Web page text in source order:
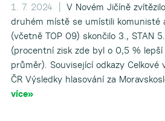
1. 7. 2024 |
V Novém Jičíně
druhém místě se umístili komunisté
(včetně TOP 09) skončilo 3., STAN
(procentní zisk zde byl o 0,5 %
průměr). Související odkazy Celkové
ČR Výsledky hlasování za
více»